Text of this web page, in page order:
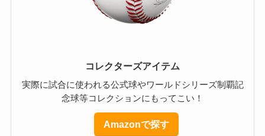
コレクターズアイテム
実際に試合に使われる公式球やワールドシリーズ制覇記
念球等コレクションにもってこい！
Amazonで探す